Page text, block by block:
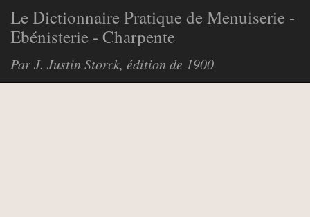
Le Dictionnaire Pratique de Menuiserie -
Ebénisterie - Charpente
Par J. Justin Storck, édition de 1900